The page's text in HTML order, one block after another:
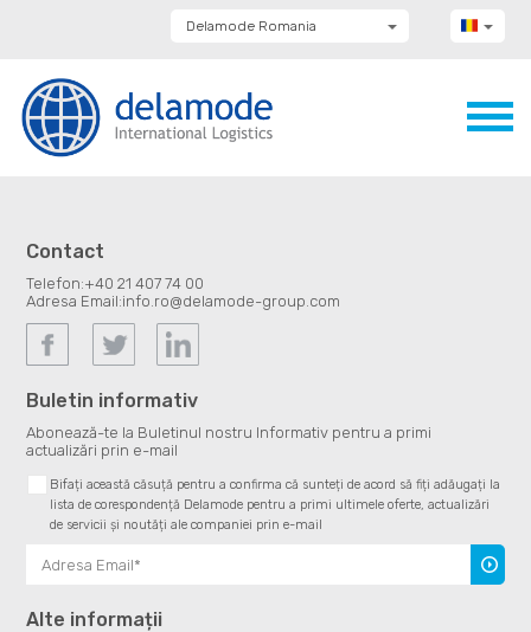
Delamode Romania
Delamode Bulgaria
Delamode Estonia
Delamode Latvia
Contact
Telefon:+40 21 407 74 00
Adresa Email:info.ro@delamode-group.com
Buletin informativ
Abonează-te la Buletinul nostru Informativ pentru a primi
actualizări prin e-mail
Bifați această căsuță pentru a confirma că sunteți de acord să fiți adăugați la
lista de corespondență Delamode pentru a primi ultimele oferte, actualizări
de servicii și noutăți ale companiei prin e-mail
Alte informații